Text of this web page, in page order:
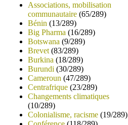
Associations, mobilisation
communautaire (65/289)
Bénin (13/289)
Big Pharma (16/289)
Botswana (9/289)
Brevet (83/289)
Burkina (18/289)
Burundi (30/289)
Cameroun (47/289)
Centrafrique (23/289)
Changements climatiques
(10/289)
Colonialisme, racisme (19/289)